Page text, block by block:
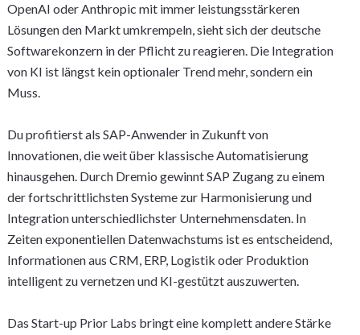
OpenAI oder Anthropic mit immer leistungsstärkeren
Lösungen den Markt umkrempeln, sieht sich der deutsche
Softwarekonzern in der Pflicht zu reagieren. Die Integration
von KI ist längst kein optionaler Trend mehr, sondern ein
Muss.
Du profitierst als SAP-Anwender in Zukunft von
Innovationen, die weit über klassische Automatisierung
hinausgehen. Durch Dremio gewinnt SAP Zugang zu einem
der fortschrittlichsten Systeme zur Harmonisierung und
Integration unterschiedlichster Unternehmensdaten. In
Zeiten exponentiellen Datenwachstums ist es entscheidend,
Informationen aus CRM, ERP, Logistik oder Produktion
intelligent zu vernetzen und KI-gestützt auszuwerten.
Das Start-up Prior Labs bringt eine komplett andere Stärke